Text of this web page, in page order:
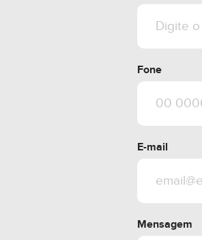
Fone
E-mail
Mensagem